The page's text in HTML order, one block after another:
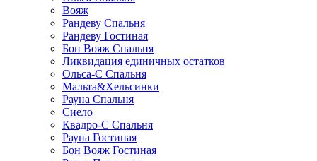
Вояж
Рандеву Спальня
Рандеву Гостиная
Бон Вояж Спальня
Ликвидация единичных остатков
Ольса-С Спальня
Мальта&Хельсинки
Рауна Спальня
Сиело
Квадро-С Спальня
Рауна Гостиная
Бон Вояж Гостиная